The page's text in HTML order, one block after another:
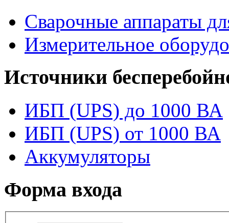
Сварочные аппараты
Измерительное
Источники
ИБП (UPS) до 1000 ВА
ИБП (UPS) от 1000 ВА
Аккумуляторы
Форма входа